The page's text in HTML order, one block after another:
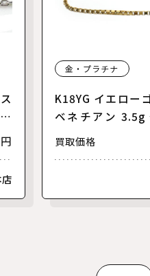
円
金・プラチナ
K18YG イエロー
ベネチアン 3.5g
【中古】
買取価格